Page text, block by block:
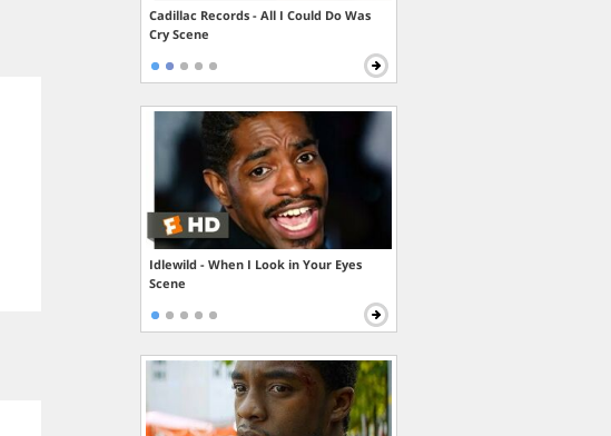
Cadillac Records - All I Could Do Was
Cry Scene
Idlewild - When I Look in Your Eyes
Scene